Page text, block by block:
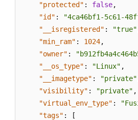
"protected" : false,
"id" : "4ca46bf1-5c61-
"__isregistered" : "true"
"min_ram" : 1024,
"owner" :
"__os_type" : "Linux" ,
"__imagetype" : "private"
"visibility" : "private" ,
"virtual_env_type" :
"tags" :
[